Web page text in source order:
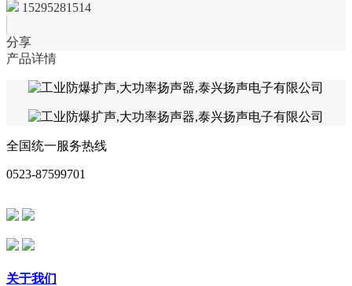
15295281514
分享
产品详情
全国统一服务热线
0523-87599701
关于我们